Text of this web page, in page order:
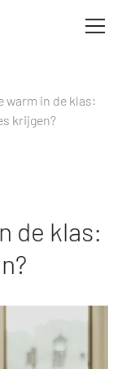
warm in de klas:
krijgen?
de klas: